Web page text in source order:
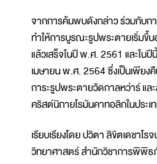
จากการค้นพบดังกล่าว ร่วมกับก
ทำให้การบูรณะรูปพระตายเริ่มขึ้
แล้วเสร็จในปี พ.ศ. 2561 และใน
เมษายน พ.ศ. 2564 ซึ่งเป็นเพียง
การะรูปพระตายวัดกาลหว่าร์ แ
คริสต์นิกายโรมันคาทอลิกในประเ
เรียบเรียงโดย ปวิตา ลิขิตเดชาโ
วิทยาศาสตร์ สำนักวิชาการพิพิ